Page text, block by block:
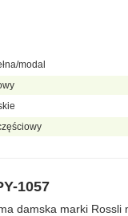
modal
1057
damska marki Rossli